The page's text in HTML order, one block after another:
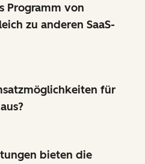
Programm von
zu anderen SaaS-
für
bieten die